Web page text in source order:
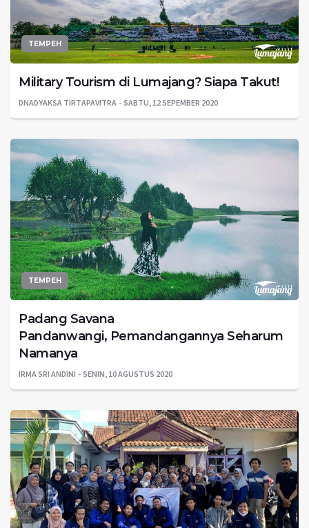
TEMPEH
Military Tourism di Lumajang? Siapa Takut!
DNADYAKSA TIRTAPAVITRA SABTU, 12 SEPEMBER 2020
TEMPEH
Padang Savana
Pandanwangi, Pemandangannya Seharum
Namanya
IRMA SRI ANDINI SENIN, 10 AGUSTUS 2020